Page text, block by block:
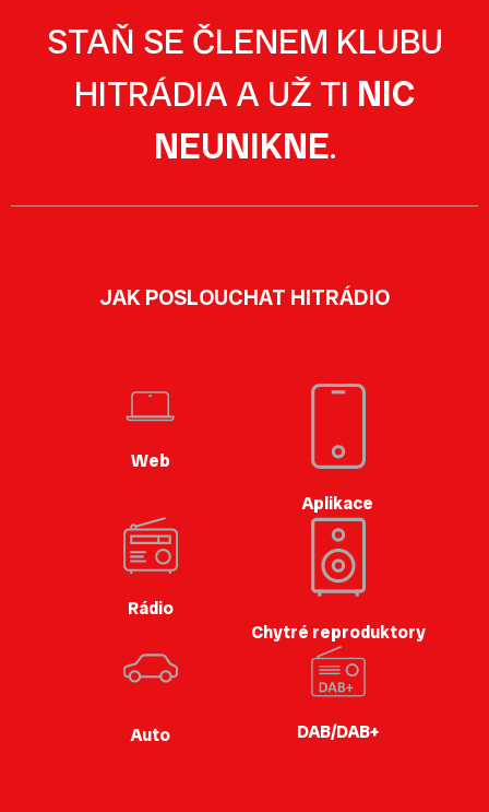
STAŇ SE ČLENEM KLUBU
HITRÁDIA A UŽ TI NIC
NEUNIKNE.
JAK POSLOUCHAT HITRÁDIO
Web
Aplikace
Rádio
Chytré reproduktory
Auto DAB/DAB+